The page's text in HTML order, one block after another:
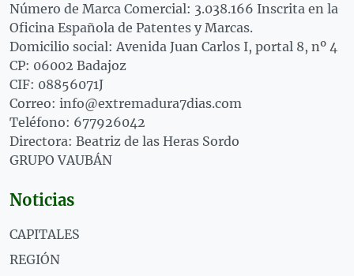
Número de Marca Comercial: 3.038.166 Inscrita en la
Oficina Española de Patentes y Marcas.
Domicilio social: Avenida Juan Carlos I, portal 8, nº 4
CP: 06002 Badajoz
CIF: 08856071J
Correo: info@extremadura7dias.com
Teléfono: 677926042
Directora: Beatriz de las Heras Sordo
GRUPO VAUBÁN
Noticias
CAPITALES
REGIÓN